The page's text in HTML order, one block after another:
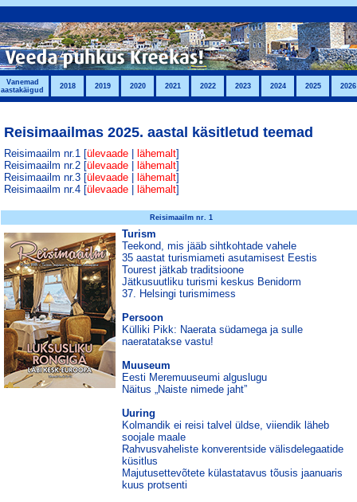
Vanemad
aastakäigud
2018 2019 2020 2021 2022 2023 2024 2025 2026
Reisimaailmas 2025. aastal käsitletud teemad
Reisimaailm nr.1 [ülevaade lähemalt]
Reisimaailm nr.2 [ülevaade lähemalt]
Reisimaailm nr.3 [ülevaade lähemalt]
Reisimaailm nr.4 [ülevaade lähemalt]
Reisimaailm nr. 1
Turism
Teekond, mis jääb sihtkohtade vahele
35 aastat turismiameti asutamisest Eestis
Tourest jätkab traditsioone
Jätkusuutliku turismi keskus Benidorm
37. Helsingi turismimess
Persoon
Külliki Pikk: Naerata südamega ja sulle
naeratatakse vastu!
Muuseum
Eesti Meremuuseumi alguslugu
Näitus „Naiste nimede jaht”
Uuring
Kolmandik ei reisi talvel üldse, viiendik läheb
soojale maale
Rahvusvaheliste konverentside välisdelegaatide
küsitlus
Majutusettevõtete külastatavus tõusis jaanuaris
kuus protsenti